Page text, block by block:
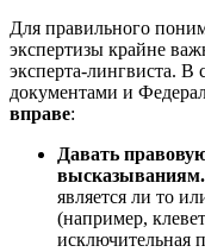
Для правильного
экспертизы крайне
эксперта-лингвиста. В
документами и
вправе:
Давать
высказываниям.
является ли то
(например,
исключительная